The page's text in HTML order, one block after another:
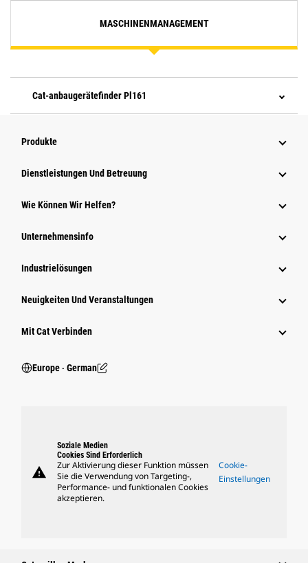
MASCHINENMANAGEMENT
Cat-anbaugerätefinder Pl161
Produkte
Dienstleistungen Und Betreuung
Wie Können Wir Helfen?
Unternehmensinfo
Industrielösungen
Neuigkeiten Und Veranstaltungen
Mit Cat Verbinden
Europe ‧ German
warning
Soziale Medien
Cookies Sind Erforderlich
Zur Aktivierung dieser Funktion müssen
Sie die Verwendung von Targeting-,
Performance- und funktionalen Cookies
akzeptieren.
Cookie-
Einstellungen